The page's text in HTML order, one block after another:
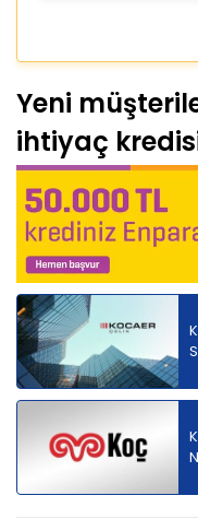
Yeni
ihtiyaç